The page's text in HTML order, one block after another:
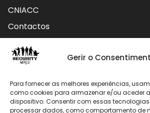
Gerir o
Para fornecer as melhores experiências,
como cookies para armazenar e/ou aceder
dispositivo. Consentir com essas
processar dados, como comportamento de
CNIACC
Contactos
Contactos
912 009 740 (Chamada para rede